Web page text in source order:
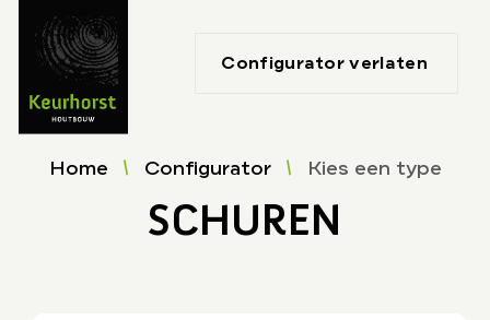
Configurator verlaten
Home Configurator Kies een type
SCHUREN